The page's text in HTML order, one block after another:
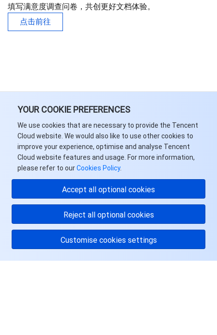
YOUR COOKIE PREFERENCES
We use cookies that are necessary to provide the Tencent
Cloud website. We would also like to use other cookies to
improve your experience, optimise and analyse Tencent
Cloud website features and usage. For more information,
please refer to ourCookies Policy.
Accept all optional cookies
Reject all optional cookies
Customise cookies settings
填写满意度调查问卷，共创更好文档体验。
点击前往